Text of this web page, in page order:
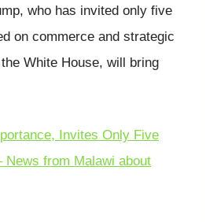
who has invited only five
on commerce and strategic
White House, will bring
Invites Only Five
News from Malawi about